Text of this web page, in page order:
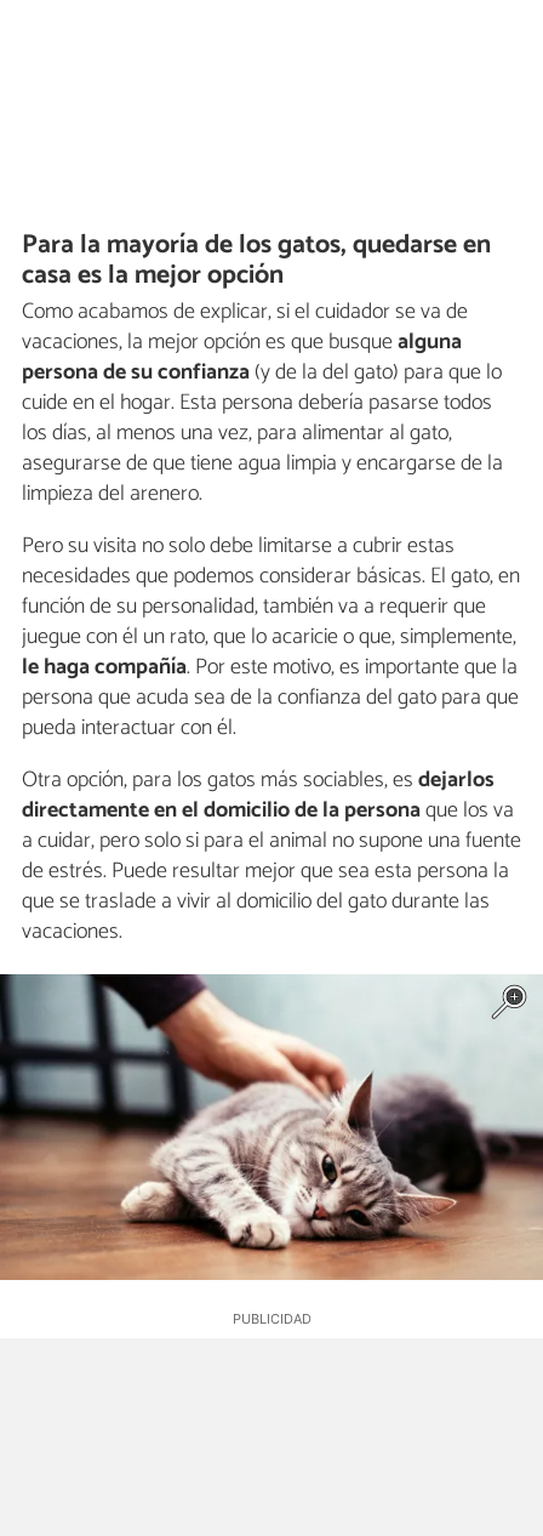
Para la mayoría de los gatos, quedarse en
casa es la mejor opción
Como acabamos de explicar, si el cuidador se va de
vacaciones, la mejor opción es que busquealguna
persona de su confianza(y de la del gato) para que lo
cuide en el hogar. Esta persona debería pasarse todos
los días, al menos una vez, para alimentar al gato,
asegurarse de que tiene agua limpia y encargarse de la
limpieza del arenero.
Pero su visita no solo debe limitarse a cubrir estas
necesidades que podemos considerar básicas. El gato, en
función de su personalidad, también va a requerir que
juegue con él un rato, que lo acaricie o que, simplemente,
le haga compañía. Por este motivo, es importante que la
persona que acuda sea de la confianza del gato para que
pueda interactuar con él.
Otra opción, para los gatos más sociables, esdejarlos
directamente en el domicilio de la personaque los va
a cuidar, pero solo si para el animal no supone una fuente
de estrés. Puede resultar mejor que sea esta persona la
que se traslade a vivir al domicilio del gato durante las
vacaciones.